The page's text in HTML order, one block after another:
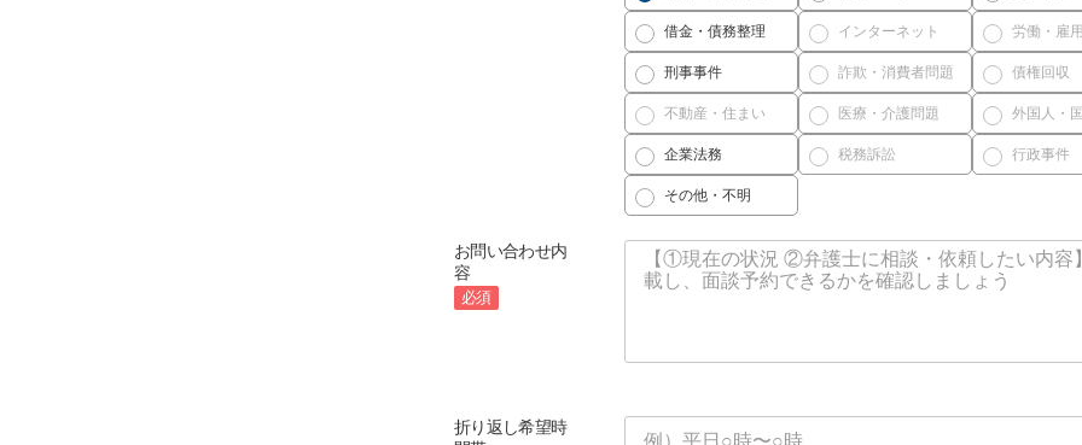
借金・債務整理 インターネット 労働・雇
刑事事件 詐欺・消費者問題 債権回収
不動産・住まい 医療・介護問題 外国人・
企業法務 税務訴訟 行政事件
その他・不明
お問い合わせ内
容
必須
折り返し希望時